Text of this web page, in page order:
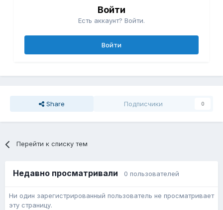
Войти
Есть аккаунт? Войти.
Войти
Share Подписчики 0
Перейти к списку тем
Недавно просматривали 0 пользователей
Ни один зарегистрированный пользователь не просматривает
эту страницу.